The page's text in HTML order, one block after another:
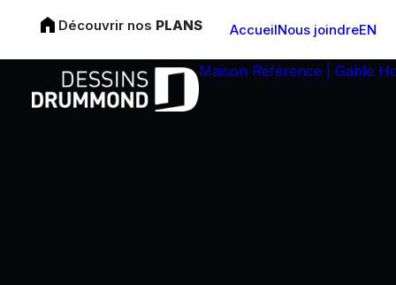
Découvrir nos PLANS AccueilNous joindreEN
Maison Référence | Gable